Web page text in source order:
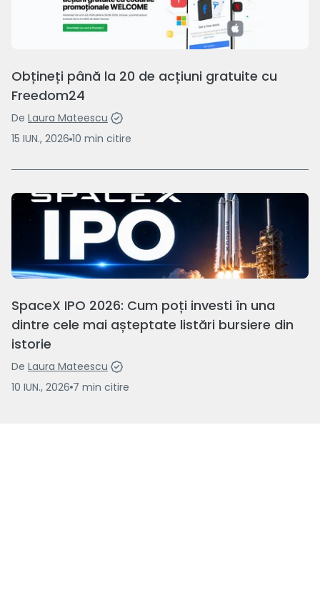
Obțineți până la 20 de acțiuni gratuite cu
Freedom24
De Laura Mateescu
15 IUN., 2026 10 min citire
SpaceX IPO 2026: Cum poți investi în una
dintre cele mai așteptate listări bursiere din
istorie
De Laura Mateescu
10 IUN., 2026 7 min citire